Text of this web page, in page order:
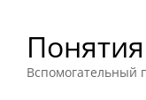
Вспомогательный